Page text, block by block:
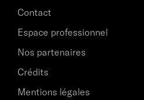
Contact
Espace professionnel
Nos partenaires
Crédits
Mentions légales